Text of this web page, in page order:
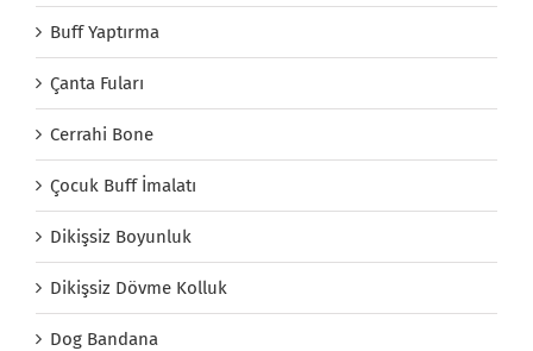
Buff Yaptırma
Çanta Fuları
Cerrahi Bone
Çocuk Buff İmalatı
Dikişsiz Boyunluk
Dikişsiz Dövme Kolluk
Dog Bandana